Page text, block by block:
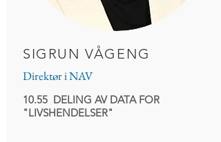
SIGRUN VÅGENG
Direktør i NAV
10.55 DELING AV DATA FOR
"LIVSHENDELSER"